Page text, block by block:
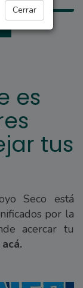
Cerrar
es
tus
Seco está
por la
acercar tu